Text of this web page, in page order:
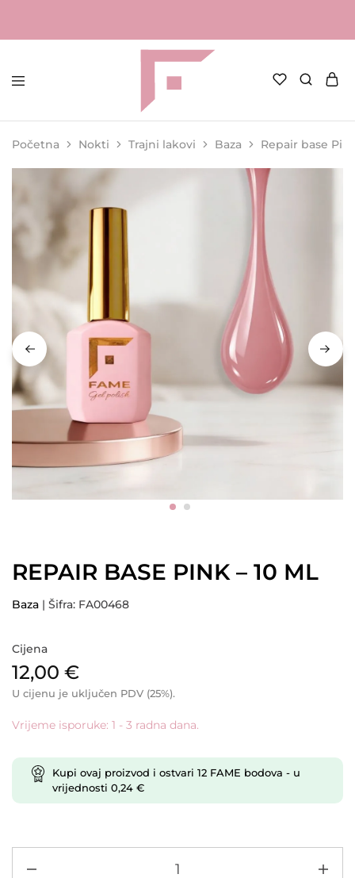
FAME
Profesionalna
za
kozmetičke
Početna Nokti Trajni lakovi Baza Repair base
REPAIR BASE PINK – 10 ML
Baza | Šifra: FA00468
Cijena
12,00 €
U cijenu je uključen PDV (25%).
Vrijeme isporuke: 1 - 3 radna dana.
Kupi ovaj proizvod i ostvari 12 FAME bodova - u
vrijednosti 0,24 €